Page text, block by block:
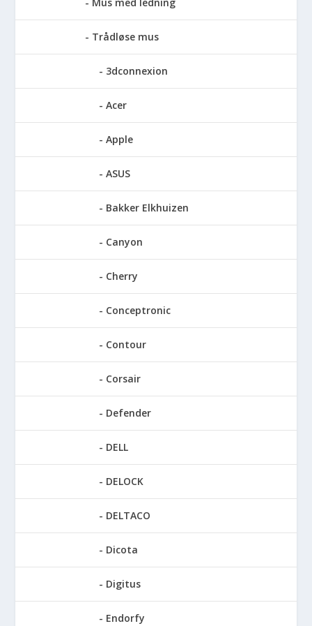
Mus med ledning
Trådløse mus
3dconnexion
Acer
Apple
ASUS
Bakker Elkhuizen
Canyon
Cherry
Conceptronic
Contour
Corsair
Defender
DELL
DELOCK
DELTACO
Dicota
Digitus
Endorfy